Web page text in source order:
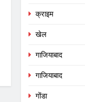
क्राइम
खेल
गाजियाबाद
गाजियाबाद
गोंडा